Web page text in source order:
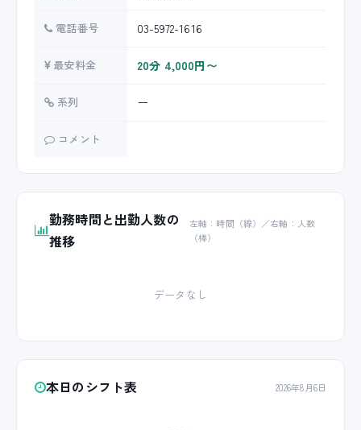
電話番号 03-5972-1616
最安料金 20分 4,000円〜
系列 ー
コメント
勤務時間と出勤人数の
推移
左軸：時間（線）／右軸：人数
（棒）
データなし
本日のシフト表 2026年8月6日